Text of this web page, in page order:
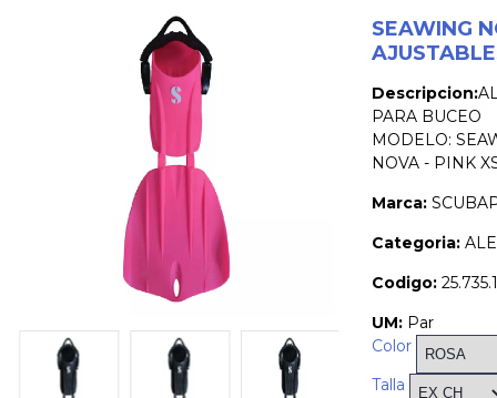
SEAWING
Descripcion:
PARA BUCEO
MODELO:
NOVA - PINK
Marca:
Categoria:
Codigo:
UM: Par
Color
Talla